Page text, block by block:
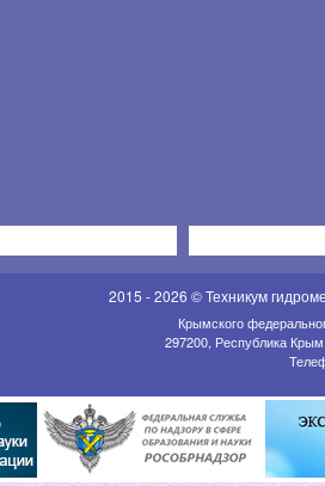
2015 - 2026 © Техникум
Крымского
297200, Республика